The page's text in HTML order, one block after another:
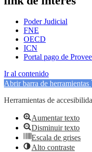
Poder Judicial
FNE
OECD
ICN
Portal pago de
Ir al contenido
Abrir barra de herramientas
Herramientas de
Aumentar texto
Disminuir texto
Escala de grises
Alto contraste